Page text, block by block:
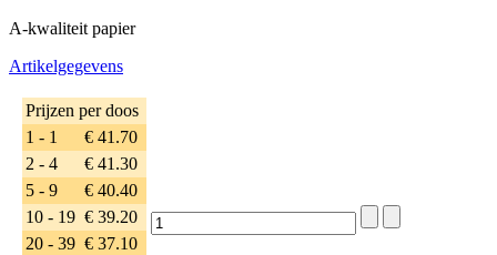
A-kwaliteit papier
Artikelgegevens
Prijzen per doos
1 - 1
€ 41.70
2 - 4
€ 41.30
5 - 9
€ 40.40
10 - 19 € 39.20
20 - 39 € 37.10